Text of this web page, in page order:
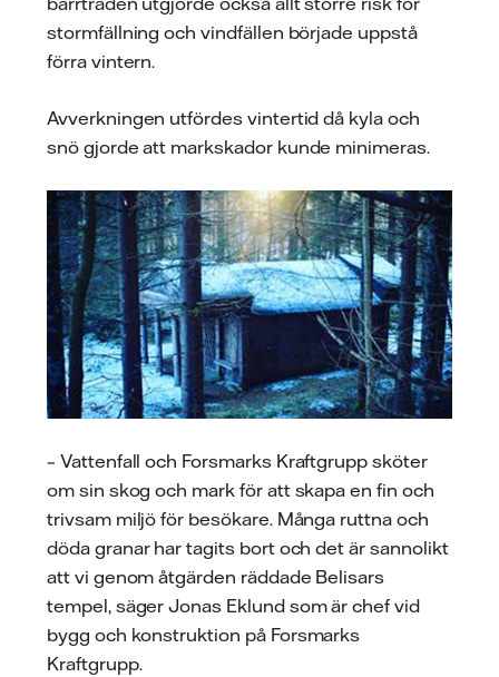
stormfällning och vindfällen började uppstå
förra vintern.
Avverkningen utfördes vintertid då kyla och
snö gjorde att markskador kunde minimeras.
– Vattenfall och Forsmarks Kraftgrupp sköter
om sin skog och mark för att skapa en fin och
trivsam miljö för besökare. Många ruttna och
döda granar har tagits bort och det är sannolikt
att vi genom åtgärden räddade Belisars
tempel, säger Jonas Eklund som är chef vid
bygg och konstruktion på Forsmarks
Kraftgrupp.